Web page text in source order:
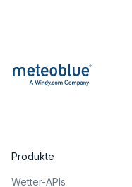
Produkte
Wetter-APIs